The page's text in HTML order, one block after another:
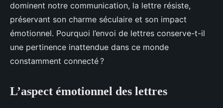
dominent notre communication, la lettre résiste,
préservant son charme séculaire et son impact
émotionnel. Pourquoi l’envoi de lettres conserve-t-il
une pertinence inattendue dans ce monde
constamment connecté ?
L’aspect émotionnel des lettres